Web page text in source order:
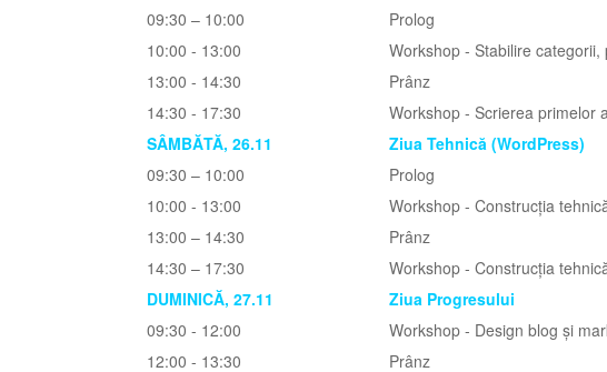
09:30 – 10:00
Prolog
10:00 - 13:00
Workshop - Stabilire
13:00 - 14:30
Prânz
14:30 - 17:30
Workshop - Scrierea primelor
SÂMBĂTĂ, 26.11
Ziua Tehnică (WordPress)
09:30 – 10:00
Prolog
10:00 - 13:00
Workshop - Construcția
13:00 – 14:30
Prânz
14:30 – 17:30
Workshop - Construcția
DUMINICĂ, 27.11
Ziua Progresului
09:30 - 12:00
Workshop - Design blog și
12:00 - 13:30
Prânz